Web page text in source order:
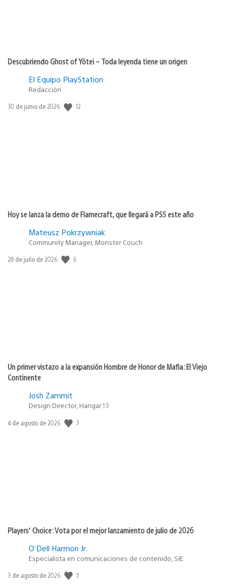
Descubriendo Ghost of Yōtei – Toda leyenda tiene un origen
El Equipo PlayStation
Redacción
Fecha
30 de junio de 2026 12
Hoy se lanza la demo de Flamecraft, que llegará a PS5 este año
Mateusz Pokrzywniak
Community Manager, Monster Couch
Fecha
28 de julio de 2026 6
Un primer vistazo a la expansión Hombre de Honor de Mafia: El Viejo
Continente
Josh Zammit
Design Director, Hangar 13
Fecha
4 de agosto de 2026 3
Players’ Choice: Vota por el mejor lanzamiento de julio de 2026
O'Dell Harmon Jr.
Especialista en comunicaciones de contenido, SIE
Fecha
3 de agosto de 2026 7